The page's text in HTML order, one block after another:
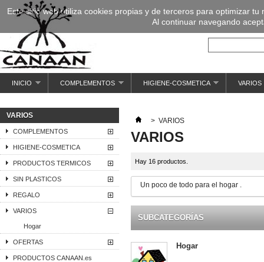
INICIO COMPLEMENTOS HIGIENE-COSMETICA VARIOS
VARIOS
COMPLEMENTOS
HIGIENE-COSMETICA
PRODUCTOS TERMICOS
SIN PLASTICOS
REGALO
VARIOS
Hogar
OFERTAS
PRODUCTOS CANAAN.es
> VARIOS
VARIOS
Hay 16 productos.
Un poco de todo para el hogar .
SUBCATEGORÍAS
Hogar
Este sitio web utiliza cookies propias y de terceros para optimizar
Al continuar navegando